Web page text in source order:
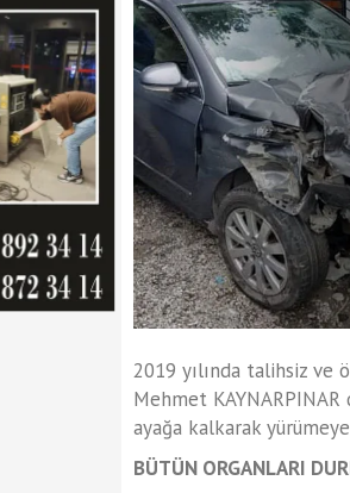
2019 yılında talihsiz ve
Mehmet KAYNARPINAR
ayağa kalkarak
BÜTÜN ORGANLARI